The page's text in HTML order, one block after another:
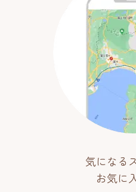
気になる
お気に